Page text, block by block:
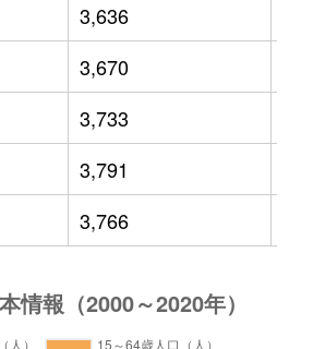
3,636
3,670
3,733
3,791
3,766